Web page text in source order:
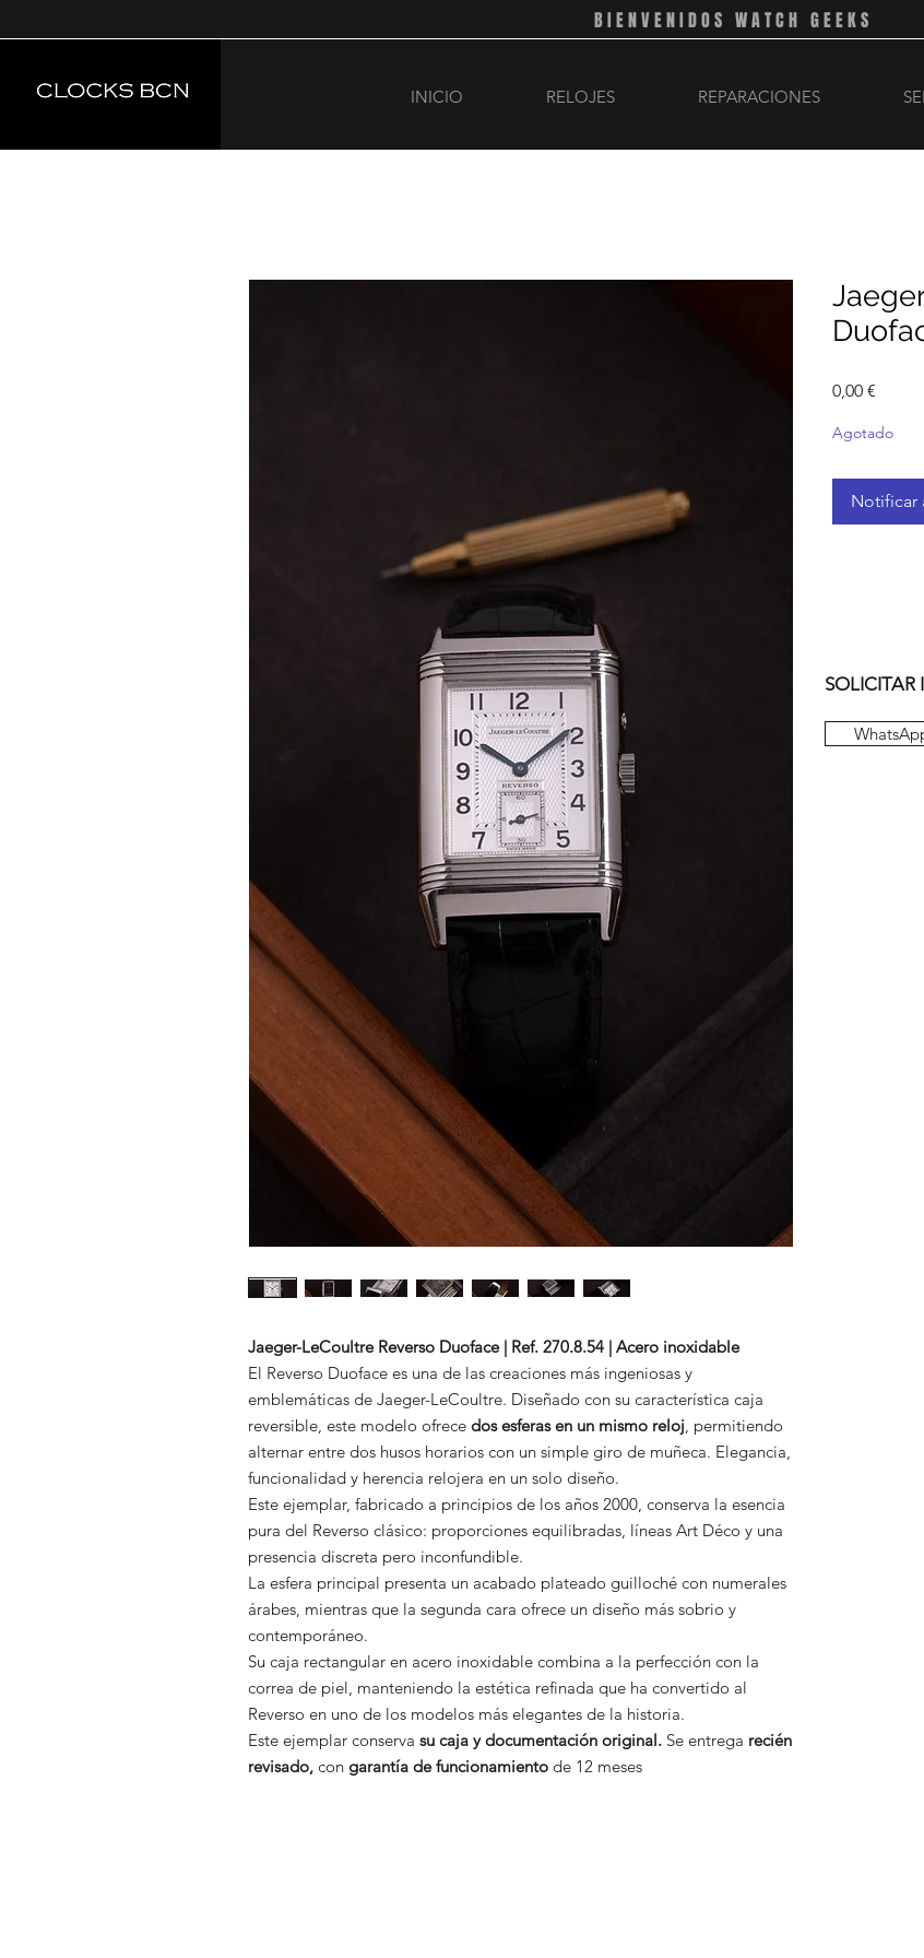
BIENVENIDOS WATCH GEEKS
INICIO RELOJES REPARACIONES
Jaeger-LeCoultre Reverso Duoface | Ref. 270.8.54 | Acero inoxidable
El Reverso Duoface es una de las creaciones más ingeniosas y
emblemáticas de Jaeger-LeCoultre. Diseñado con su característica caja
reversible, este modelo ofrece dos esferas en un mismo reloj, permitiendo
alternar entre dos husos horarios con un simple giro de muñeca. Elegancia,
funcionalidad y herencia relojera en un solo diseño.
Este ejemplar, fabricado a principios de los años 2000, conserva la esencia
pura del Reverso clásico: proporciones equilibradas, líneas Art Déco y una
presencia discreta pero inconfundible.
La esfera principal presenta un acabado plateado guilloché con numerales
árabes, mientras que la segunda cara ofrece un diseño más sobrio y
contemporáneo.
Su caja rectangular en acero inoxidable combina a la perfección con la
correa de piel, manteniendo la estética refinada que ha convertido al
Reverso en uno de los modelos más elegantes de la historia.
Este ejemplar conserva su caja y documentación original. Se entrega recién
revisado, con garantía de funcionamiento de 12 meses
0,00 €
Agotado
Notificar